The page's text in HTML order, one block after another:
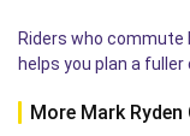
Riders who
helps you plan a
More Mark Ryden